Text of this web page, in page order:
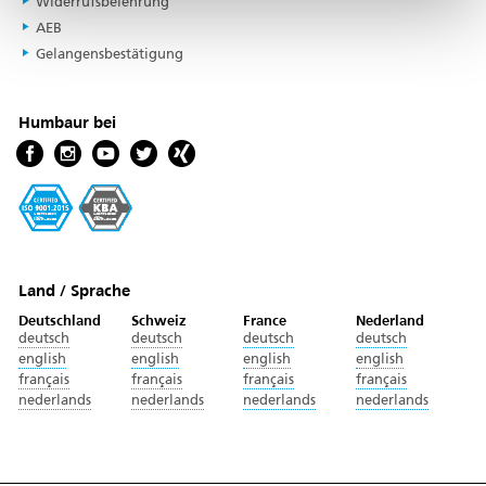
AEB
Gelangensbestätigung
Humbaur bei
Land / Sprache
Deutschland
deutsch
english
français
nederlands
Schweiz
deutsch
english
français
nederlands
France
deutsch
english
français
nederlands
Nederland
deutsch
english
français
nederlands